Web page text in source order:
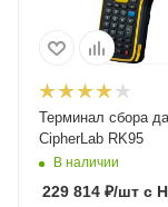
Терминал сбора
CipherLab RK95
В наличии
229 814 ₽/шт с